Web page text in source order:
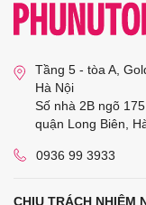
Tầng 5 - tòa A,
Hà Nội
Số nhà 2B ngõ
quận Long Biên,
0936 99 3933
CHỊU TRÁCH NHIỆM